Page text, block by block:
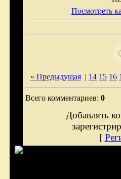
Посмотреть
« Предыдущая | 14 15 16
Всего комментариев: 0
Добавлять
[